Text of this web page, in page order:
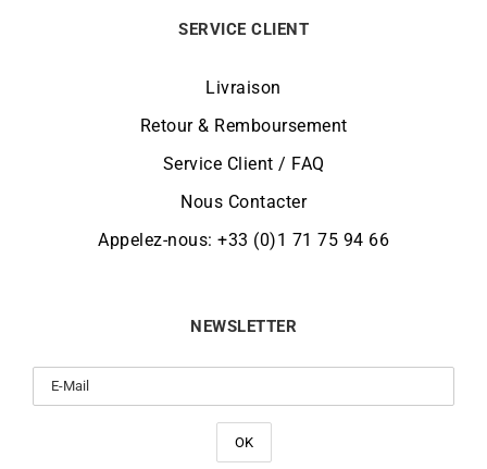
SERVICE CLIENT
Livraison
Retour & Remboursement
Service Client / FAQ
Nous Contacter
Appelez-nous: +33 (0)1 71 75 94 66
NEWSLETTER